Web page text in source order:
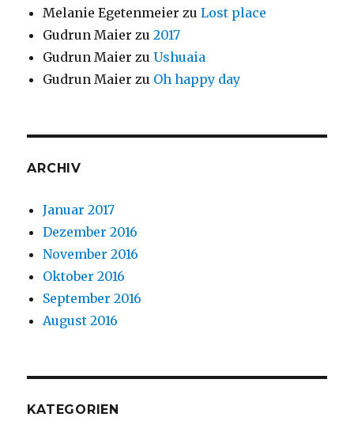
Melanie Egetenmeier zuLost place
Gudrun Maier zu2017
Gudrun Maier zuUshuaia
Gudrun Maier zu Oh happy day
ARCHIV
Januar 2017
Dezember 2016
November 2016
Oktober 2016
September 2016
August 2016
KATEGORIEN